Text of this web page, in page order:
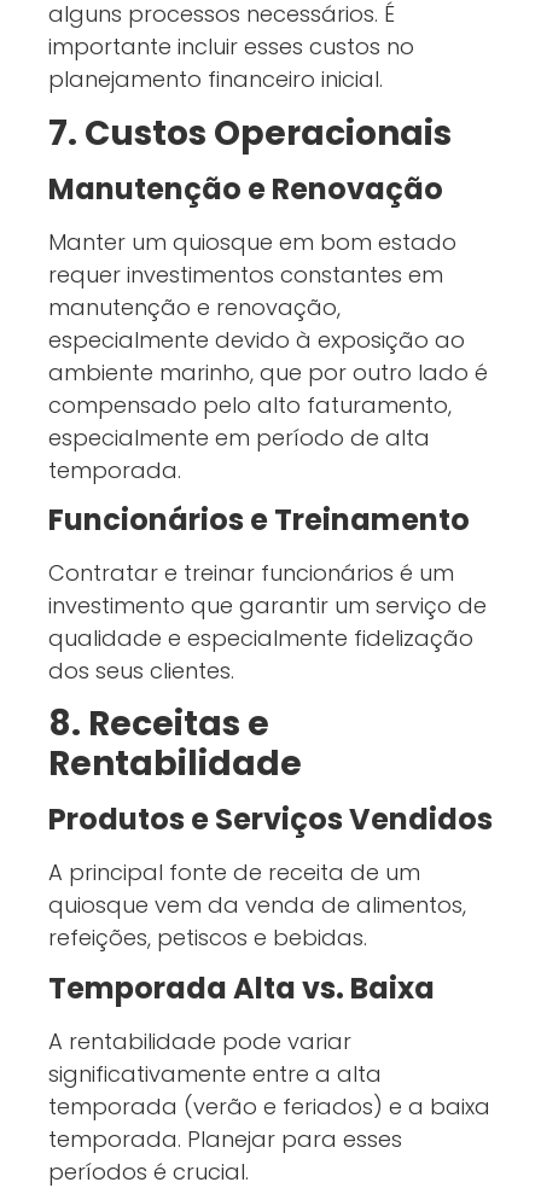
alguns processos necessários. É
importante incluir esses custos no
planejamento financeiro inicial.
7. Custos Operacionais
Manutenção e Renovação
Manter um quiosque em bom estado
requer investimentos constantes em
manutenção e renovação,
especialmente devido à exposição ao
ambiente marinho, que por outro lado é
compensado pelo alto faturamento,
especialmente em período de alta
temporada.
Funcionários e Treinamento
Contratar e treinar funcionários é um
investimento que garantir um serviço de
qualidade e especialmente fidelização
dos seus clientes.
8. Receitas e
Rentabilidade
Produtos e Serviços Vendidos
A principal fonte de receita de um
quiosque vem da venda de alimentos,
refeições, petiscos e bebidas.
Temporada Alta vs. Baixa
A rentabilidade pode variar
significativamente entre a alta
temporada (verão e feriados) e a baixa
temporada. Planejar para esses
períodos é crucial.